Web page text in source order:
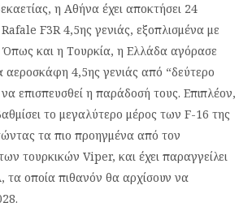
η Αθήνα έχει αποκτήσει 24
F3R 4,5ης γενιάς, εξοπλισμένα με
και η Τουρκία, η Ελλάδα αγόρασε
αεροσκάφη 4,5ης γενιάς από “δεύτερο
επισπευσθεί η παράδοσή τους. Επιπλέον,
το μεγαλύτερο μέρος των F-16 της
τα πιο προηγμένα από τον
τουρκικών Viper, και έχει παραγγείλει
τα οποία πιθανόν θα αρχίσουν να